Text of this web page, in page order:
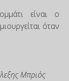
είναι ο
όταν
Μπριός